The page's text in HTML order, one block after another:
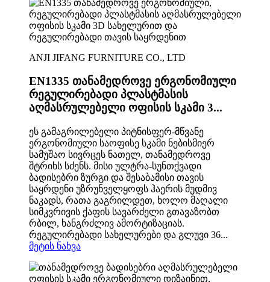
ANJI JIFANG FURNITURE CO., LTD
EN1335 თანამედროვე ერგონომიული
რეგულირებადი პლასტმასის
აღმასრულებელი ოფისის სკამი 3...
ეს გამაგრილებელი პიტნისფერ-მწვანე
ერგონომიული საოფისე სკამი ნებისმიერ
სამუშაო სივრცეს ნათელ, თანამედროვე
შტრიხს სძენს. მისი ულტრა-სუნთქვადი
ბადისებრი ზურგი და შესაბამისი თავის
საყრდენი უზრუნველყოფს ჰაერის მუდმივ
ნაკადს, რათა გაგრილდეთ, ხოლო მაღალი
სიმკვრივის ქაფის სავარძელი გთავაზობთ
რბილ, ხანგრძლივ ამორტიზაციას.
რეგულირებადი სახელურები და გლუვი 36...
მეტის ნახვა